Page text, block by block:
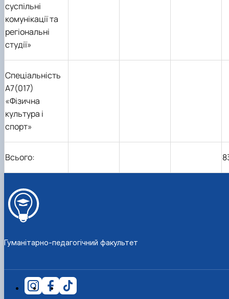
суспільні
комунікації та
регіональні
студії»
Спеціальність
А7(017)
«Фізична
культура і
спорт»
Всього:
Гуманітарно-педагогічний факультет